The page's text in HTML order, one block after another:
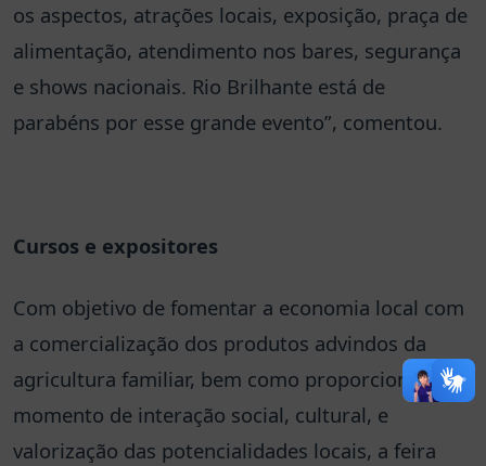
os aspectos, atrações locais, exposição, praça de
alimentação, atendimento nos bares, segurança
e shows nacionais. Rio Brilhante está de
parabéns por esse grande evento”, comentou.
Cursos e expositores
Com objetivo de fomentar a economia local com
a comercialização dos produtos advindos da
agricultura familiar, bem como proporcionar um
momento de interação social, cultural, e
valorização das potencialidades locais, a feira